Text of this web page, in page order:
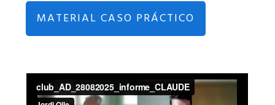
MATERIAL CASO PRÁCTICO